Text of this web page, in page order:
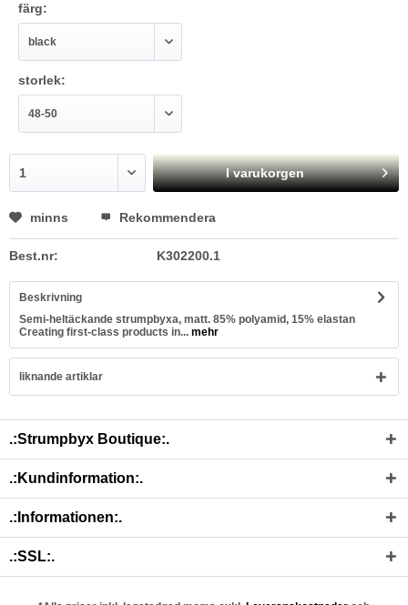
färg:
storlek:
I varukorgen
minns Rekommendera
Best.nr: K302200.1
Beskrivning
Semi-heltäckande strumpbyxa, matt. 85% polyamid, 15% elastan
Creating first-class products in... mehr
liknande artiklar
.:Strumpbyx Boutique:.
.:Kundinformation:.
.:Informationen:.
.:SSL:.